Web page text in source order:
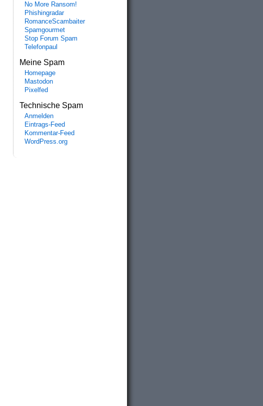
No More Ransom!
Phishingradar
RomanceScambaiter
Spamgourmet
Stop Forum Spam
Telefonpaul
Meine Spam
Homepage
Mastodon
Pixelfed
Technische Spam
Anmelden
Eintrags-Feed
Kommentar-Feed
WordPress.org